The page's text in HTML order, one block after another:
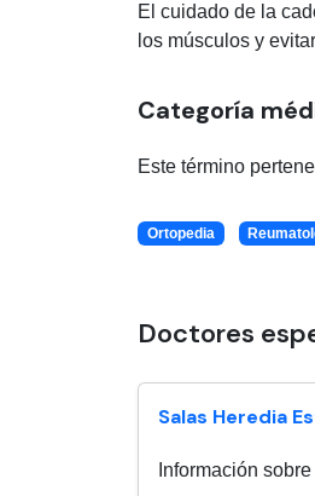
El cuidado de la
los músculos y
Categoría
Este término
Ortopedia
Doctores
Salas Heredia
Información